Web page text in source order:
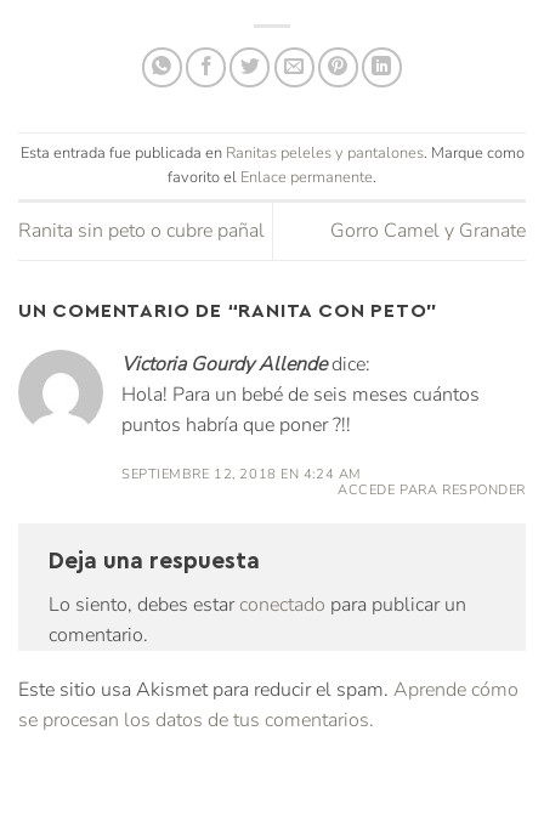
Esta entrada fue publicada en Ranitas peleles y pantalones. Marque como
favorito el Enlace permanente.
Ranita sin peto o cubre pañal Gorro Camel y Granate
UN COMENTARIO DE “RANITA CON PETO”
Victoria Gourdy Allendedice:
Hola! Para un bebé de seis meses cuántos
puntos habría que poner ?!!
SEPTIEMBRE 12, 2018 EN 4:24 AM
ACCEDE PARA RESPONDER
Deja una respuesta
Lo siento, debes estarconectado para publicar un
comentario.
Este sitio usa Akismet para reducir el spam. Aprende cómo
se procesan los datos de tus comentarios.